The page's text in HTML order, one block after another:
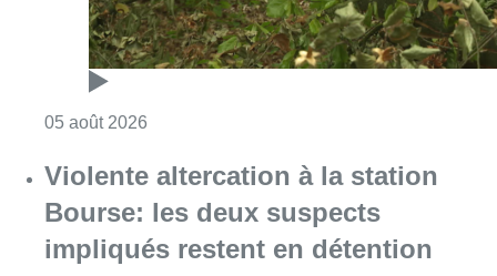
05 août 2026
Violente altercation à la station
Bourse: les deux suspects
impliqués restent en détention